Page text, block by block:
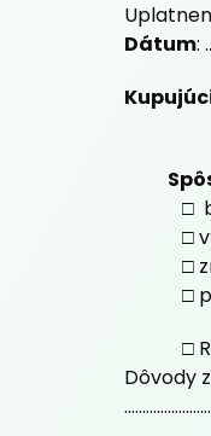
Dátum:
□
□
□
□
□
Dôvody